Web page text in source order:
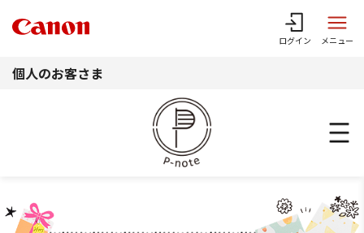
ログイン メニュー
個人のお客さま